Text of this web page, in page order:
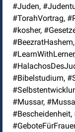
#Juden,
#TorahVortrag,
#kosher,
#Bibelstudium,
#Mussar,
#Bescheidenheit,